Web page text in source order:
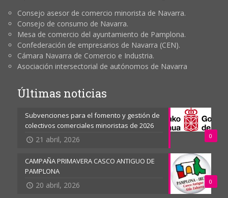
Consejo asesor de comercio minorista de Navarra.
Consejo de consumo de Navarra.
Mesa de comercio del ayuntamiento de Pamplona.
Confederación de empresarios de Navarra (CEN).
Cámara Navarra de Comercio e Industria.
Asociación intersectorial de autónomos de Navarra
Últimas noticias
0
Subvenciones para el fomento y gestión de
colectivos comerciales minoristas de 2026
21 abril, 2026
0
CAMPAÑA PRIMAVERA CASCO ANTIGUO DE
PAMPLONA
20 abril, 2026